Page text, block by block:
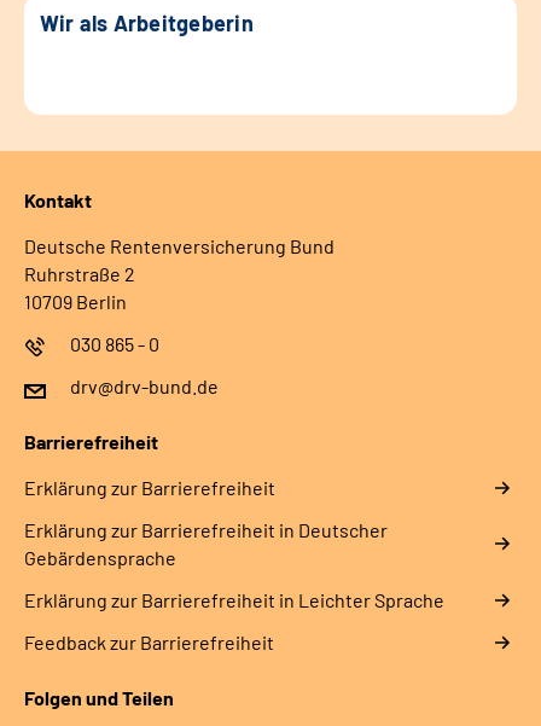
Wir als Arbeitgeberin
Kontakt
Deutsche Rentenversicherung Bund
Ruhrstraße 2
10709 Berlin
030 865 - 0
drv@drv-bund.de
Barrierefreiheit
Erklärung zur Barrierefreiheit
Erklärung zur Barrierefreiheit in Deutscher
Gebärdensprache
Erklärung zur Barrierefreiheit in Leichter Sprache
Feedback zur Barrierefreiheit
Folgen und Teilen